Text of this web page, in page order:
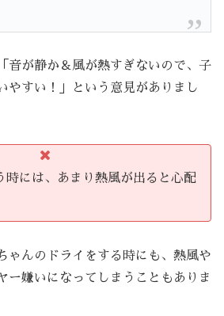
音が静か＆風が熱すぎないので、子
やすい！」という意見がありまし
時には、あまり熱風が出ると心配
ゃんのドライをする時にも、熱風や
ー嫌いになってしまうこともありま